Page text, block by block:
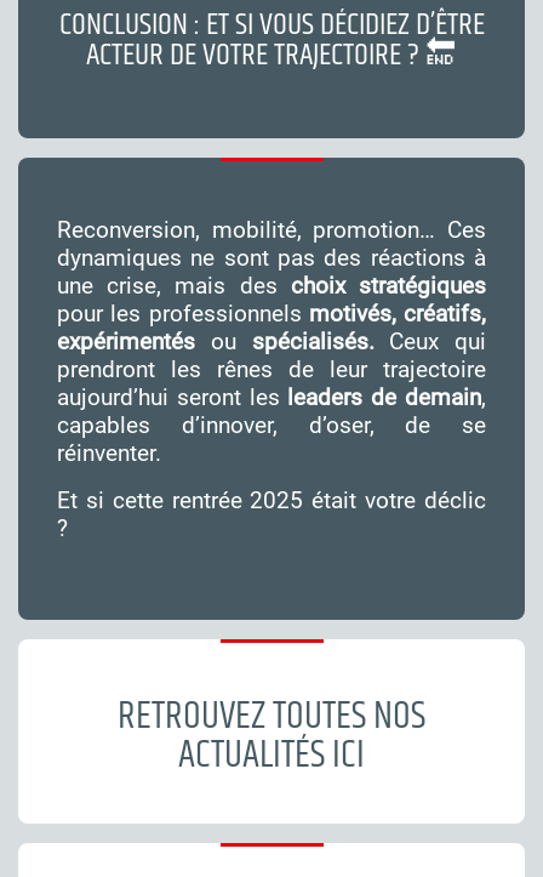
CONCLUSION : ET SI VOUS DÉCIDIEZ D’ÊTRE
ACTEUR DE VOTRE TRAJECTOIRE ? 🔚
Reconversion, mobilité, promotion… Ces
dynamiques ne sont pas des réactions à
une crise, mais des choix stratégiques
pour les professionnels motivés, créatifs,
expérimentés ouspécialisés.Ceux qui
prendront les rênes de leur trajectoire
aujourd’hui seront les leaders de demain,
capables d’innover, d’oser, de se
réinventer.
Et si cette rentrée 2025 était votre déclic
?
RETROUVEZ TOUTES NOS
ACTUALITÉSICI